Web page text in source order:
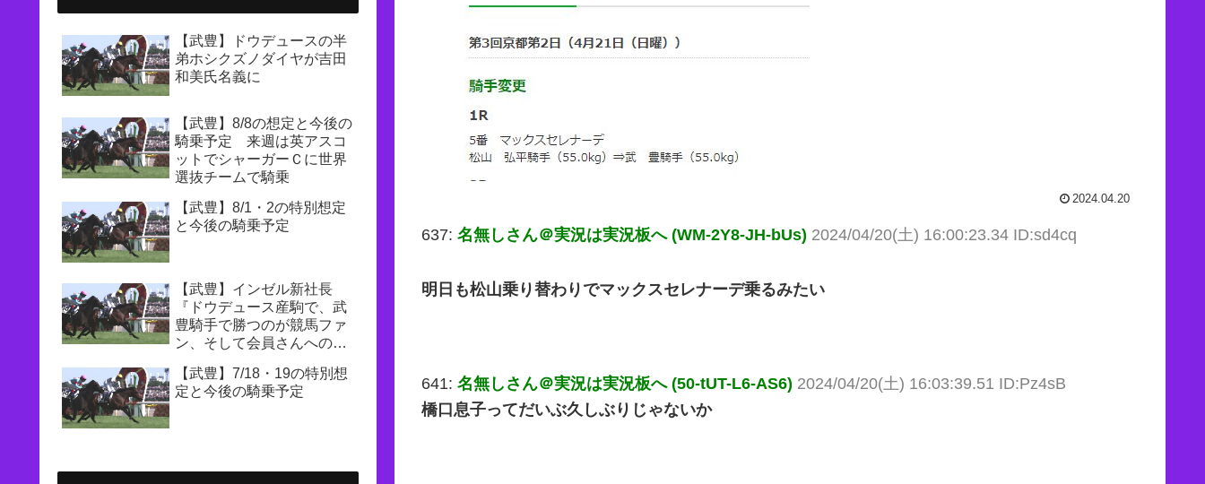
2024.04.20
637: 名無しさん＠実況は実況板へ (WM-2Y8-JH-bUs) 2024/04/20(土) 16:00:23.34 ID:sd4cq
明日も松山乗り替わりでマックスセレナーデ乗るみたい
641: 名無しさん＠実況は実況板へ (50-tUT-L6-AS6) 2024/04/20(土) 16:03:39.51 ID:Pz4sB
橋口息子ってだいぶ久しぶりじゃないか
【武豊】ドウデュースの半
弟ホシクズノダイヤが吉田
和美氏名義に
【武豊】8/8の想定と今後の
騎乗予定 来週は英アスコ
ットでシャーガーＣに世界
選抜チームで騎乗
【武豊】8/1・2の特別想定
と今後の騎乗予定
【武豊】インゼル新社長
『ドウデュース産駒で、武
豊騎手で勝つのが競馬ファ
ン、そして会員さんへの一
【武豊】7/18・19の特別想
定と今後の騎乗予定